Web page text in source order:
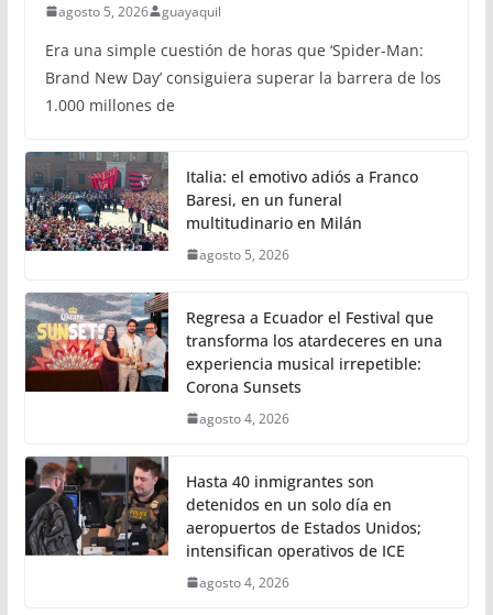
agosto 5, 2026 guayaquil
Era una simple cuestión de horas que ‘Spider-Man:
Brand New Day’ consiguiera superar la barrera de los
1.000 millones de
Italia: el emotivo adiós a Franco
Baresi, en un funeral
multitudinario en Milán
agosto 5, 2026
Regresa a Ecuador el Festival que
transforma los atardeceres en una
experiencia musical irrepetible:
Corona Sunsets
agosto 4, 2026
Hasta 40 inmigrantes son
detenidos en un solo día en
aeropuertos de Estados Unidos;
intensifican operativos de ICE
agosto 4, 2026